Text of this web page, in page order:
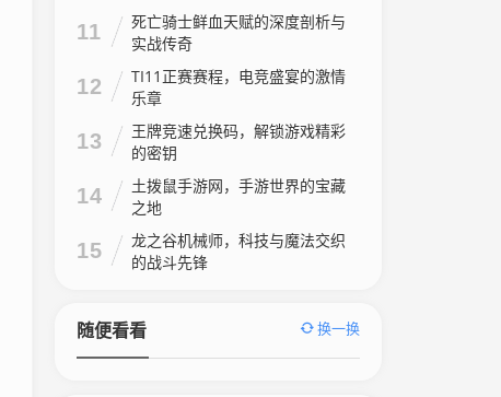
11
死亡骑士鲜血天赋的深度剖析与
实战传奇
12
TI11正赛赛程，电竞盛宴的激情
乐章
13
王牌竞速兑换码，解锁游戏精彩
的密钥
14
土拨鼠手游网，手游世界的宝藏
之地
15
龙之谷机械师，科技与魔法交织
的战斗先锋
随便看看 换一换